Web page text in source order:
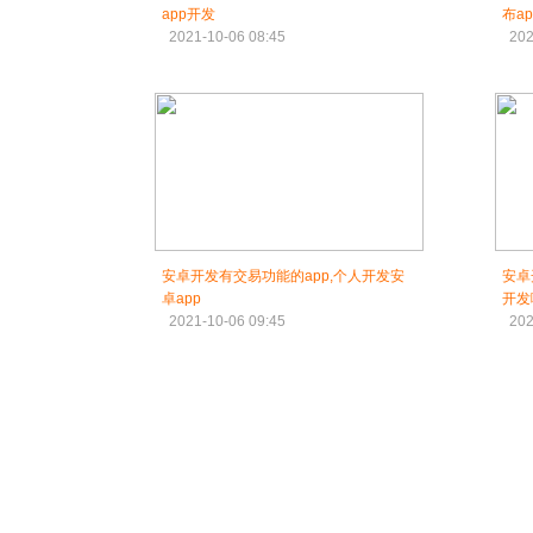
app开发
2021-10-06 08:45
布
安卓开发有交易功能的app,个人开发安
卓app
2021-10-06 09:45
安
开